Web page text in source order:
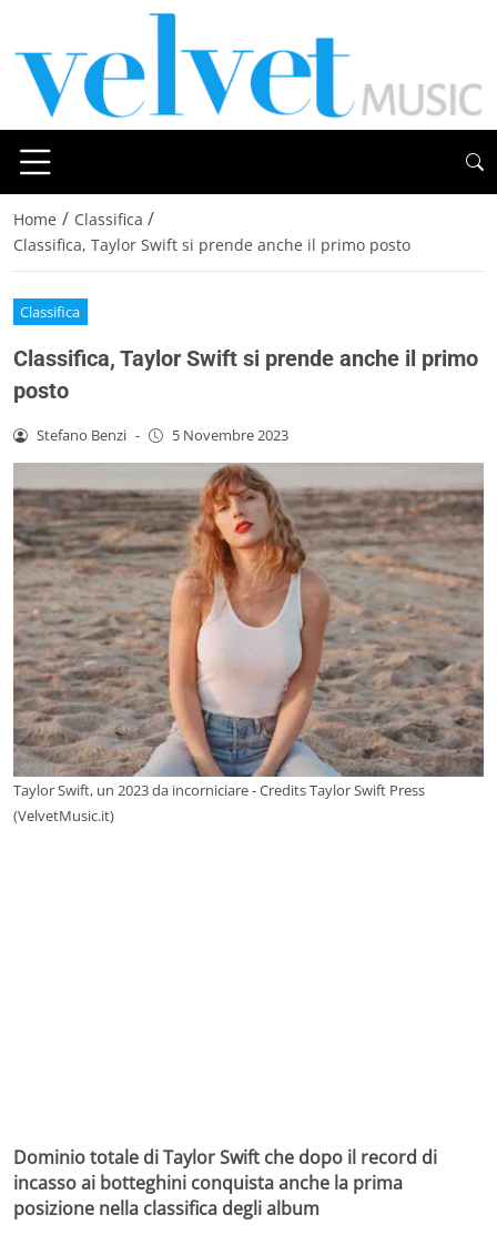
Home / Classifica /
Classifica, Taylor Swift si prende anche il primo posto
Classifica
Classifica, Taylor Swift si prende anche il primo
posto
Stefano Benzi - 5 Novembre 2023
Taylor Swift, un 2023 da incorniciare - Credits Taylor Swift Press
(VelvetMusic.it)
Dominio totale di Taylor Swift che dopo il record di
incasso ai botteghini conquista anche la prima
posizione nella classifica degli album